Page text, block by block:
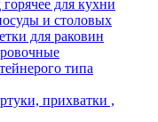
для кухни
и столовых
для раковин
типа
прихватки ,